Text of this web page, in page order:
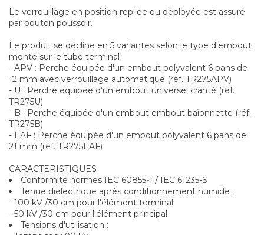
Le verrouillage en position repliée ou déployée est assuré
par bouton poussoir.
Le produit se décline en 5 variantes selon le type d'embout
monté sur le tube terminal
- APV : Perche équipée d'un embout polyvalent 6 pans de
12 mm avec verrouillage automatique (réf. TR275APV)
- U : Perche équipée d'un embout universel cranté (réf.
TR275U)
- B : Perche équipée d'un embout embout baïonnette (réf.
TR275B)
- EAF : Perche équipée d'un embout polyvalent 6 pans de
21 mm (réf. TR275EAF)
CARACTERISTIQUES
Conformité normes IEC 60855-1 / IEC 61235-S
Tenue diélectrique après conditionnement humide :
- 100 kV /30 cm pour l'élément terminal
- 50 kV /30 cm pour l'élément principal
Tensions d'utilisation :